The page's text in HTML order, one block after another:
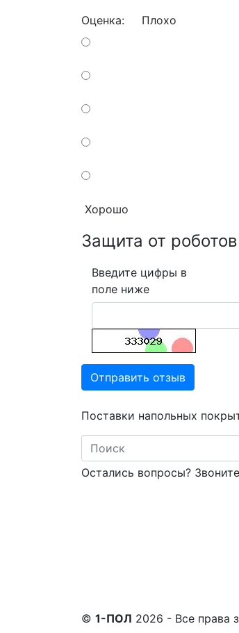
Оценка: Плохо
Хорошо
Защита от роботов
Введите цифры в
поле ниже
Отправить отзыв
Поставки напольных
Search
Остались вопросы?
© 1-ПОЛ 2026 - Все права